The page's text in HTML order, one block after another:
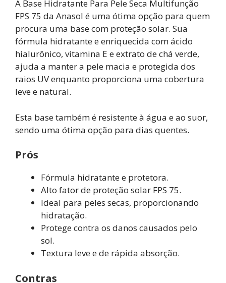
A Base Hidratante Para Pele Seca Multifunção
FPS 75 da Anasol é uma ótima opção para quem
procura uma base com proteção solar. Sua
fórmula hidratante e enriquecida com ácido
hialurônico, vitamina E e extrato de chá verde,
ajuda a manter a pele macia e protegida dos
raios UV enquanto proporciona uma cobertura
leve e natural.
Esta base também é resistente à água e ao suor,
sendo uma ótima opção para dias quentes.
Prós
Fórmula hidratante e protetora.
Alto fator de proteção solar FPS 75.
Ideal para peles secas, proporcionando
hidratação.
Protege contra os danos causados pelo
sol.
Textura leve e de rápida absorção.
Contras